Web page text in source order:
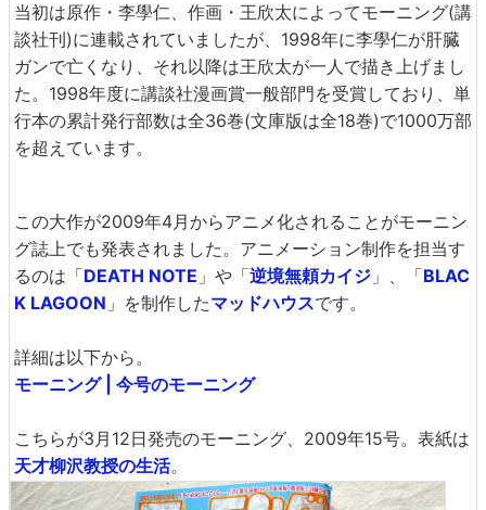
当初は原作・李學仁、作画・王欣太によってモーニング(講
談社刊)に連載されていましたが、1998年に李學仁が肝臓
ガンで亡くなり、それ以降は王欣太が一人で描き上げまし
た。1998年度に講談社漫画賞一般部門を受賞しており、単
行本の累計発行部数は全36巻(文庫版は全18巻)で1000万部
を超えています。
この大作が2009年4月からアニメ化されることがモーニン
グ誌上でも発表されました。アニメーション制作を担当す
るのは「DEATH NOTE 」や「逆境無頼カイジ 」、「BLAC
K LAGOON 」を制作したマッドハウスです。
詳細は以下から。
モーニング | 今号のモーニング
こちらが3月12日発売のモーニング、2009年15号。表紙は
天才柳沢教授の生活。